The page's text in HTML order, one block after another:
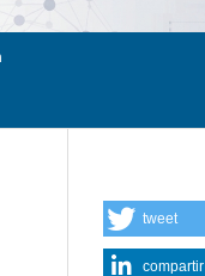
tweet
compartir